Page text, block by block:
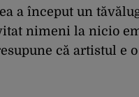
a început un
nimeni la nicio
că artistul e